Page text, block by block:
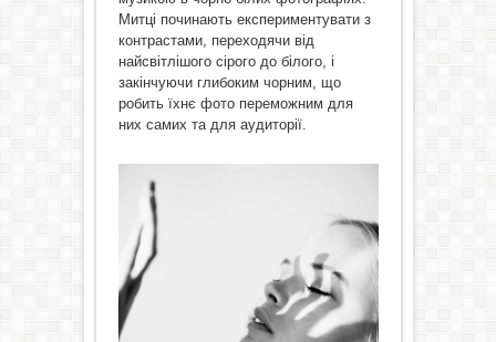
Митці починають експериментувати з
контрастами, переходячи від
найсвітлішого сірого до білого, і
закінчуючи глибоким чорним, що
робить їхнє фото переможним для
них самих та для аудиторії.